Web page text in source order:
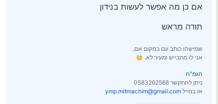
אם כן מה אפשר לעשות בנידון
תודה מראש
שמישהו כותב עם במקום אם,
אני לו מתבייש ומעיר לא. 😊
הגמ"ח
ניתן להתקשר 0583262568
או במייל ymp.mitmachim@gmail.com